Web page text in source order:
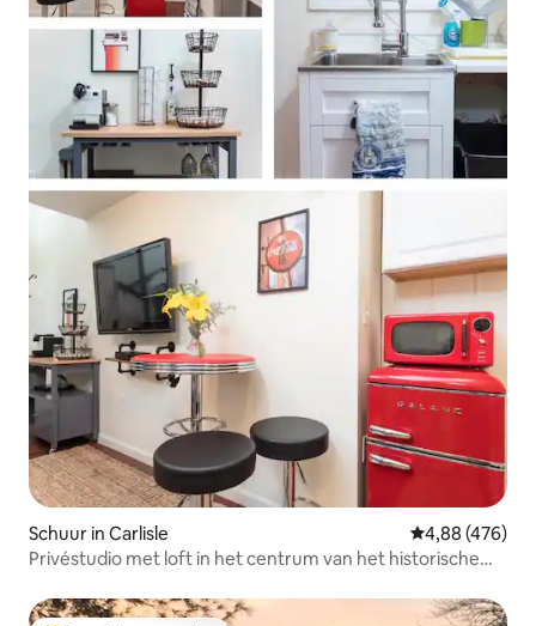
Schuur in Carlisle Gemiddelde
4,88 (476)
Privéstudio met loft in het centrum van het historische